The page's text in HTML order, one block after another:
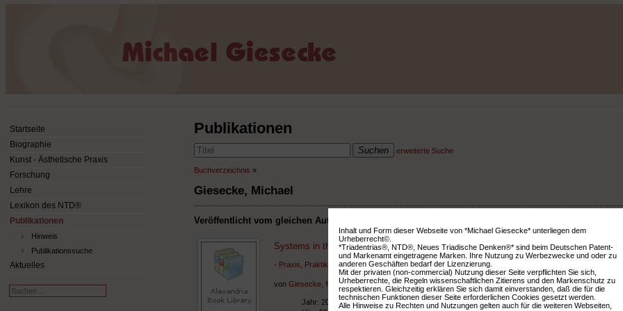
Startseite
Biographie
Kunst - Ästhetische Praxis
Forschung
Lehre
Lexikon des NTD®
Publikationen
Hinweis
Publikationssuche
Aktuelles
Suchen
...
Publikationen
erweiterte Suche
Buchverzeichnis »
Giesecke, Michael
Veröffentlicht vom gleichen Autor
Systems in the Wake of Practice.
- Praxis, Praktiken, Praxissysteme.
von Giesecke, Michael
Jahr: 2024
Inhalt und Form dieser Webseite von *Michael Giesecke* unterliegen dem
Urheberrecht©.
*Triadentrias®, NTD®, Neues Triadische Denken®* sind beim Deutschen Patent-
und Markenamt eingetragene Marken. Ihre Nutzung zu Werbezwecke und oder zu
anderen Geschäften bedarf der Lizenzierung.
Mit der privaten (non-commercial) Nutzung dieser Seite verpflichten Sie sich,
Urheberrechte, die Regeln wissenschaftlichen Zitierens und den Markenschutz zu
respektieren. Gleichzeitig erklären Sie sich damit einverstanden, daß die für die
technischen Funktionen dieser Seite erforderlichen Cookies gesetzt werden.
Alle Hinweise zu Rechten und Nutzungen gelten auch für die weiteren Webseiten,